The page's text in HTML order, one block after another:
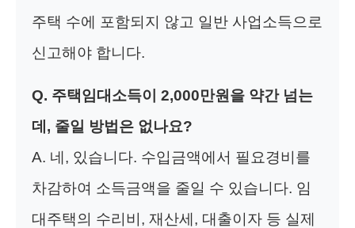
주택 수에 포함되지 않고 일반 사업소득으로
신고해야 합니다.
Q. 주택임대소득이 2,000만원을 약간 넘는
데, 줄일 방법은 없나요?
A. 네, 있습니다. 수입금액에서 필요경비를
차감하여 소득금액을 줄일 수 있습니다. 임
대주택의 수리비, 재산세, 대출이자 등 실제